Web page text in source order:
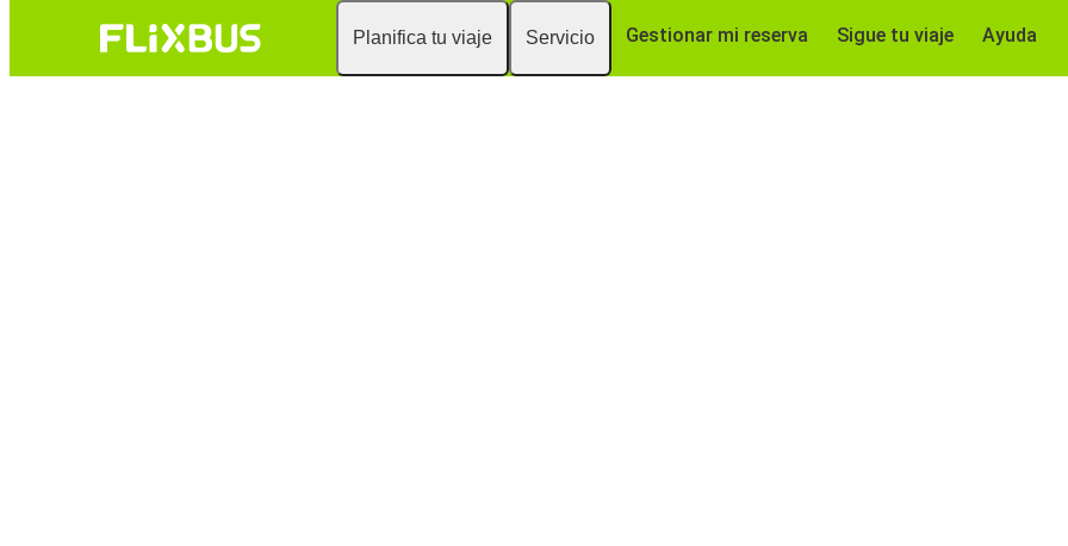
Planifica tu viaje Servicio Gestionar mi reserva Sigue tu viaje Ayuda